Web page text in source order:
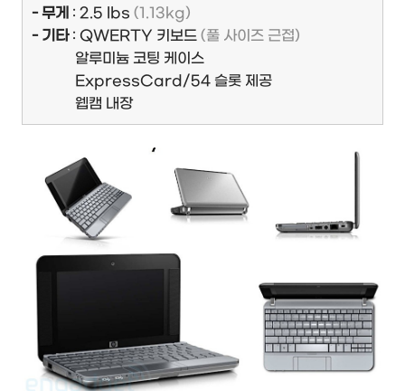
- 무게 : 2.5 lbs (1.13kg)
- 기타: QWERTY 키보드 (풀 사이즈 근접)
알루미늄 코팅 케이스
ExpressCard/54 슬롯 제공
웹캠 내장